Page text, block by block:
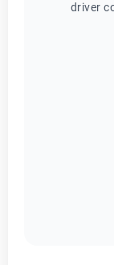
driver